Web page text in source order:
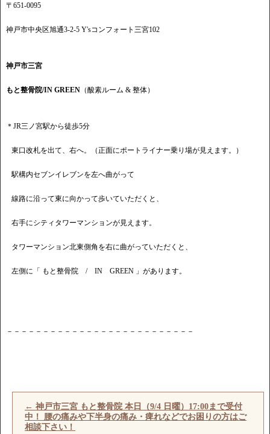
〒651-0095
神戸市中央区旭通3-2-5 Y'sコンフォート三宮102
神戸市三宮
もと整骨院/IN GREEN （酸素ルーム & 整体）
＊JR三ノ宮駅から徒歩5分
東口改札を出て、右へ。（正面にポートライナー乗り場が見えます。）
駅構内セブンイレブンを左へ曲がって
線路に沿って東に向かって歩いていただくと、
右手にシティタワーマンションが見えます。
タワーマンション北東側角を右に曲がっていただくと、
左側に「 もと整骨院 / IN GREEN 」があります。
－－－－－－－－－－－－－－－－－－－－－－－－－－
← 神戸市三宮 もと整骨院 本日（9/4 日曜）17:00まで受付
中！ 腰の痛みや下半身の痛み・痺れなどでお困りの方はご
相談下さい！